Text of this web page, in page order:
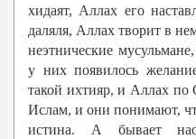
хидаят, Аллах его
даляля, Аллах творит в
неэтнические
у них появилось
такой ихтияр, и Аллах по
Ислам, и они понимают,
истина. А бывает